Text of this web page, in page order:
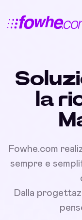
la
Fowhe.com
sempre e
Dalla